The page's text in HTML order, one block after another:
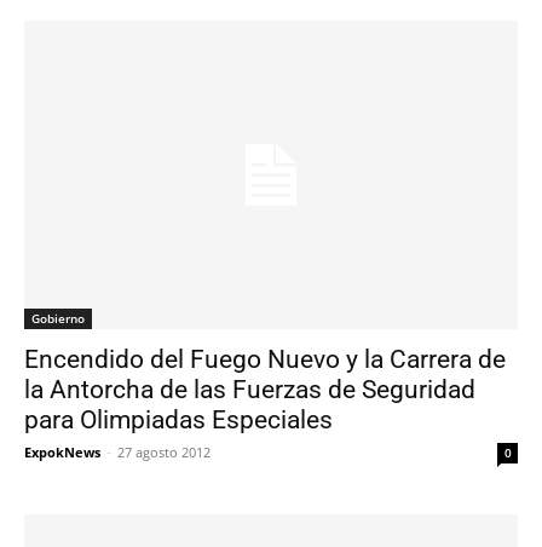
Gobierno
Encendido del Fuego Nuevo y la Carrera de
la Antorcha de las Fuerzas de Seguridad
para Olimpiadas Especiales
ExpokNews - 27 agosto 2012 0